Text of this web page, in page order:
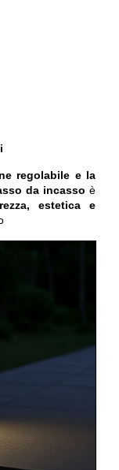
regolabile e la
da incasso è
estetica e